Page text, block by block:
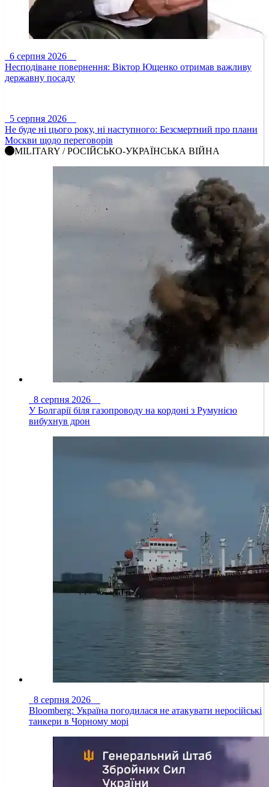
6 серпня 2026
Несподіване повернення: Віктор Ющенко отримав важливу
державну посаду
5 серпня 2026
Не буде ні цього року, ні наступного: Безсмертний про плани
Москви щодо переговорів
MILITARY / РОСІЙСЬКО-УКРАЇНСЬКА ВІЙНА
8 серпня 2026
У Болгарії біля газопроводу на кордоні з Румунією
вибухнув дрон
8 серпня 2026
Bloomberg: Україна погодилася не атакувати неросійські
танкери в Чорному морі